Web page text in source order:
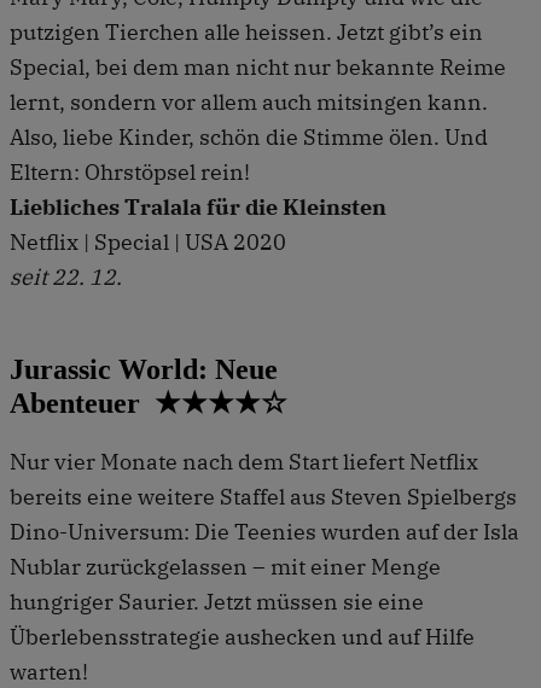
putzigen Tierchen alle heissen. Jetzt gibt’s ein
Special, bei dem man nicht nur bekannte Reime
lernt, sondern vor allem auch mitsingen kann.
Also, liebe Kinder, schön die Stimme ölen. Und
Eltern: Ohrstöpsel rein!
Liebliches Tralala für die Kleinsten
Netflix | Special | USA 2020
seit 22. 12.
Jurassic World: Neue
Abenteuer ★★★★☆
Nur vier Monate nach dem Start liefert Netflix
bereits eine weitere Staffel aus Steven Spielbergs
Dino-Universum: Die Teenies wurden auf der Isla
Nublar zurückgelassen – mit einer Menge
hungriger Saurier. Jetzt müssen sie eine
Überlebensstrategie aushecken und auf Hilfe
warten!